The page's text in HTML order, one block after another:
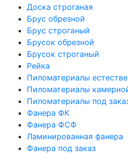
Доска строганая
Брус обрезной
Брус строганый
Брусок обрезной
Брусок строганый
Рейка
Пиломатериалы
Пиломатериалы
Пиломатериалы под
Фанера ФК
Фанера ФСФ
Ламинированная фанера
Фанера под заказ